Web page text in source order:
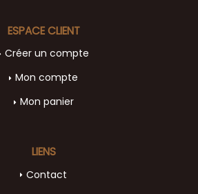
LIENS
Contact
ESPACE CLIENT
Créer un compte
Mon compte
Mon panier